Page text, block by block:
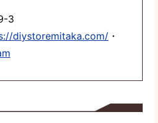
3
diystoremitaka.com/ ・